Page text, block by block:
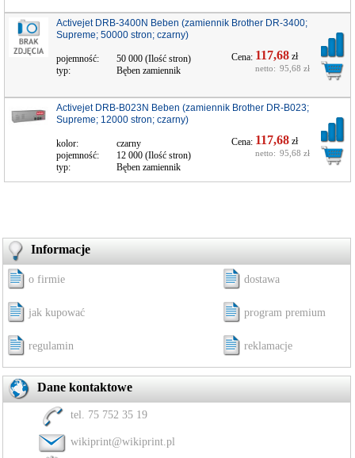
Activejet DRB-3400N Beben (zamiennik Brother DR-3400;
Supreme; 50000 stron; czarny)
pojemność:
50 000 (Ilość stron)
typ:
Bęben zamiennik
Cena: 117,68 zł
netto: 95,68 zł
Activejet DRB-B023N Beben (zamiennik Brother DR-B023;
Supreme; 12000 stron; czarny)
kolor:
czarny
pojemność:
12 000 (Ilość stron)
typ:
Bęben zamiennik
Cena: 117,68 zł
netto: 95,68 zł
Informacje
o firmie
jak kupować
regulamin
dostawa
program premium
reklamacje
Dane kontaktowe
tel. 75 752 35 19
wikiprint@wikiprint.pl